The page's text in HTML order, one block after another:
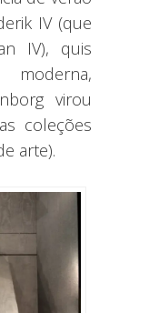
IV (que
IV), quis
moderna,
virou
coleções
arte).